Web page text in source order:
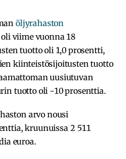
öljyrahaston
oli viime vuonna 18
tuotto oli 1,0 prosentti,
kiinteistösijoitusten tuotto
uusiutuvan
tuotto oli -10 prosenttia.
arvo nousi
kruunuissa 2 511
euroa.